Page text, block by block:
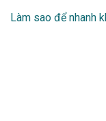
Làm sao để nhanh